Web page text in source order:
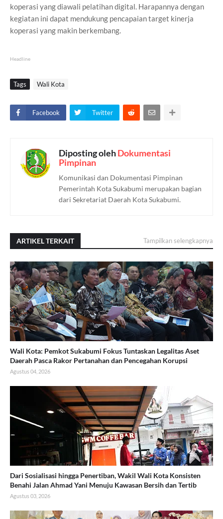
koperasi yang diawali pelatihan digital. Harapannya dengan
kegiatan ini dapat mendukung pencapaian target kinerja
koperasi yang makin berkembang.
Headline
Tags Wali Kota
Facebook Twitter
Diposting olehDokumentasi
Pimpinan
Komunikasi dan Dokumentasi Pimpinan
Pemerintah Kota Sukabumi merupakan bagian
dari Sekretariat Daerah Kota Sukabumi.
ARTIKEL TERKAIT Tampilkan selengkapnya
Wali Kota: Pemkot Sukabumi Fokus Tuntaskan Legalitas Aset
Daerah Pasca Rakor Pertanahan dan Pencegahan Korupsi
Agustus 04, 2026
Dari Sosialisasi hingga Penertiban, Wakil Wali Kota Konsisten
Benahi Jalan Ahmad Yani Menuju Kawasan Bersih dan Tertib
Agustus 03, 2026